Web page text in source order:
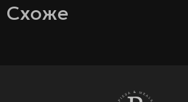
Схоже